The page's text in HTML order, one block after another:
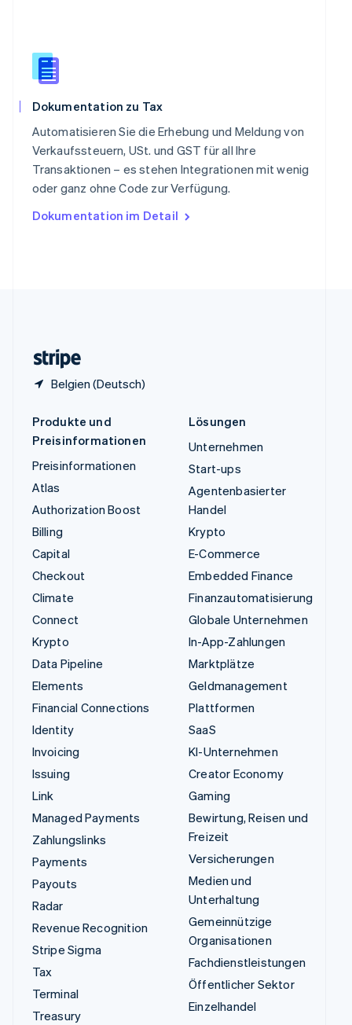
Dokumentation zu Tax
Automatisieren Sie die Erhebung und Meldung von
Verkaufssteuern, USt. und GST für all Ihre
Transaktionen – es stehen Integrationen mit wenig
oder ganz ohne Code zur Verfügung.
Dokumentation im Detail
Belgien (Deutsch)
Sonderverwaltungsregion Hongkong,
China
Spanien
EspañolEnglish
ไทยEnglish
Tschechische Republik
English
English
Produkte und
Preisinformationen
Preisinformationen
Atlas
Authorization Boost
Billing
Capital
Checkout
Climate
Connect
Krypto
Data Pipeline
Elements
Financial Connections
Identity
Invoicing
Issuing
Link
Managed Payments
Zahlungslinks
Payments
Payouts
Radar
Revenue Recognition
Stripe Sigma
Tax
Terminal
Treasury
Lösungen
Unternehmen
Start-ups
Agentenbasierter
Handel
Krypto
E-Commerce
Embedded Finance
Finanzautomatisierung
Globale Unternehmen
In-App-Zahlungen
Marktplätze
Geldmanagement
Plattformen
SaaS
KI-Unternehmen
Creator Economy
Gaming
Bewirtung, Reisen und
Freizeit
Versicherungen
Medien und
Unterhaltung
Gemeinnützige
Organisationen
Fachdienstleistungen
Öffentlicher Sektor
Einzelhandel